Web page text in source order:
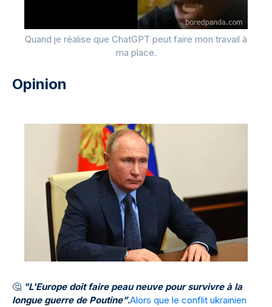
Quand je réalise que ChatGPT peut faire mon travail à
ma place.
Opinion
🤔 "L'Europe doit faire peau neuve pour survivre à la
longue guerre de Poutine”.Alors que le conflit ukrainien